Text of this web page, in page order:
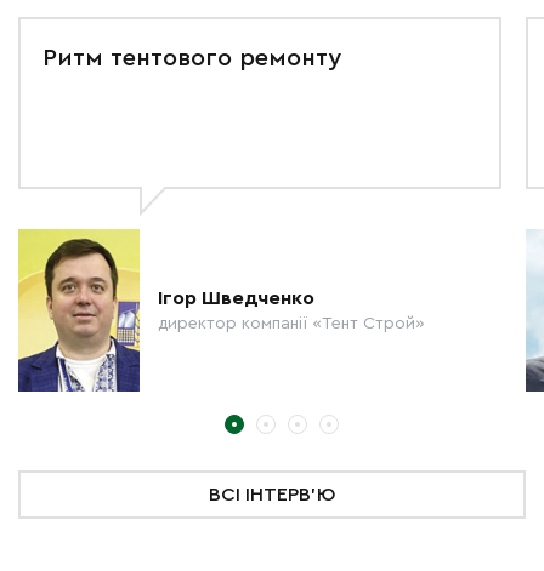
Ритм тентового ремонту
Ігор Шведченко
директор компанії «Тент Строй»
ВСІ ІНТЕРВ'Ю